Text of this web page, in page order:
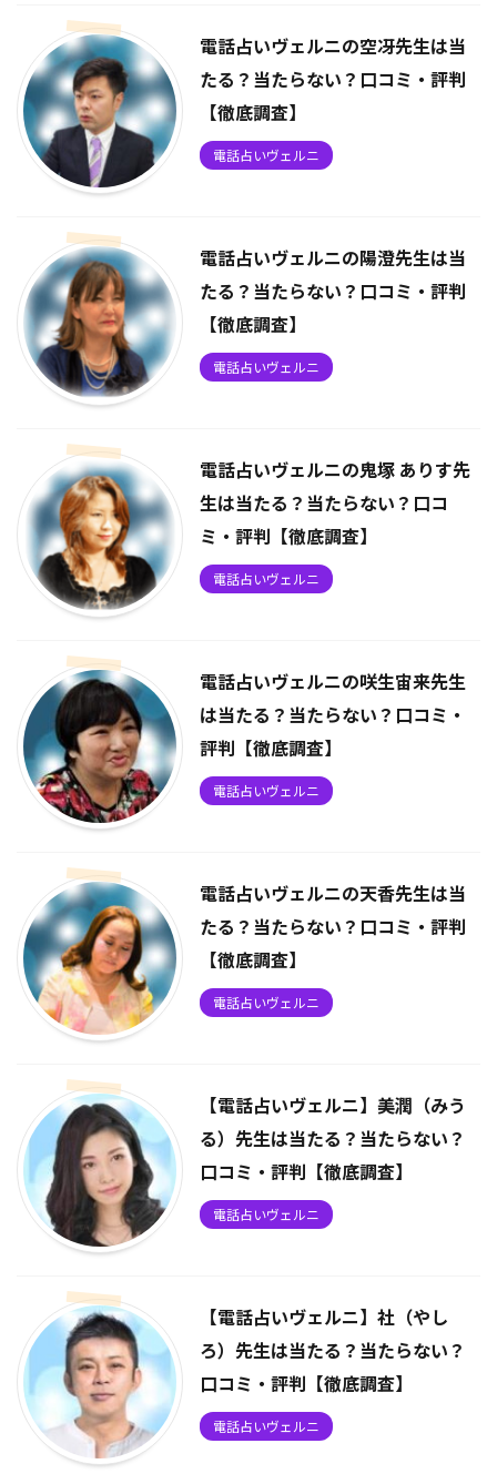
電話占いヴェルニの空冴先生は当
たる？当たらない？口コミ・評判
【徹底調査】
電話占いヴェルニ
電話占いヴェルニの陽澄先生は当
たる？当たらない？口コミ・評判
【徹底調査】
電話占いヴェルニ
電話占いヴェルニの鬼塚 ありす先
生は当たる？当たらない？口コ
ミ・評判【徹底調査】
電話占いヴェルニ
電話占いヴェルニの咲生宙来先生
は当たる？当たらない？口コミ・
評判【徹底調査】
電話占いヴェルニ
電話占いヴェルニの天香先生は当
たる？当たらない？口コミ・評判
【徹底調査】
電話占いヴェルニ
【電話占いヴェルニ】美潤（みう
る）先生は当たる？当たらない？
口コミ・評判【徹底調査】
電話占いヴェルニ
【電話占いヴェルニ】社（やし
ろ）先生は当たる？当たらない？
口コミ・評判【徹底調査】
電話占いヴェルニ